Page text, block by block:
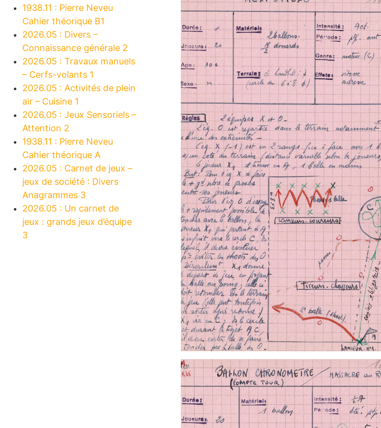
1938.11 : Pierre Neveu
Cahier théorique B1
2026.05 : Divers –
Connaissance générale 2
2026.05 : Travaux manuels
– Cerfs-volants 1
2026.05 : Activités de plein
air – Cuisine 1
2026.05 : Jeux Sensoriels –
Attention 2
1938.11 : Pierre Neveu
Cahier théorique A
2026.05 : Carnet de jeux –
jeux de société : Divers
Anagrammes 3
2026.05 : Un carnet de
jeux : grands jeux d’équipe
3